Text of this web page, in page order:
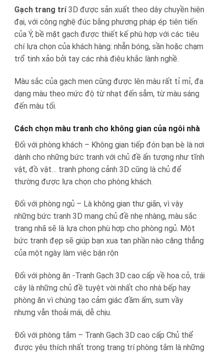
Gạch trang trí3D được sản xuất theo dây chuyền hiện
đại, với công nghệ đúc bằng phương pháp ép tiên tiến
của Ý, bề mặt gạch được thiết kế phù hợp với các tiêu
chí lựa chọn của khách hàng: nhẵn bóng, sần hoặc chạm
trổ tinh xảo bởi tay các nhà điêu khắc lành nghề.
Màu sắc của gạch men cũng được lên màu rất tỉ mỉ, đa
dạng màu theo mức độ từ nhạt đến sẫm, từ màu sáng
đến màu tối.
Cách chọn màu tranh cho không gian của ngôi nhà
Đối với phòng khách – Không gian tiếp đón bạn bè là nơi
dành cho những bức tranh với chủ đề ấn tượng như tĩnh
vật, đồ vật… tranh phong cảnh 3D cũng là chủ để
thường được lựa chọn cho phòng khách.
Đối với phòng ngủ – Là không gian thư giãn, vì vậy
những bức tranh 3D mang chủ đề nhẹ nhàng, màu sắc
trang nhã sẽ là lựa chọn phù hợp cho phòng ngủ. Một
bức tranh đẹp sẽ giúp bạn xua tan phần nào căng thẳng
của một ngày làm việc bận rộn
Đối với phòng ăn -Tranh Gạch 3D cao cấp về hoa cỏ, trái
cây là những chủ đề tuyệt vời nhất cho nhà bếp hay
phòng ăn vì chúng tạo cảm giác đầm ấm, sum vầy
nhưng vẫn thoải mái, dễ chịu.
Đối với phòng tắm – Tranh Gạch 3D cao cấp Chủ thể
được yêu thích nhất trong trang trí phòng tắm là những